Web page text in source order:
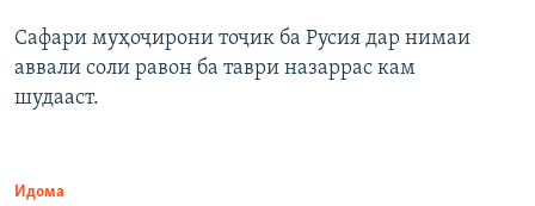
Сафари муҳоҷирони тоҷик ба Русия дар нимаи
аввали соли равон ба таври назаррас кам
шудааст.
Идома